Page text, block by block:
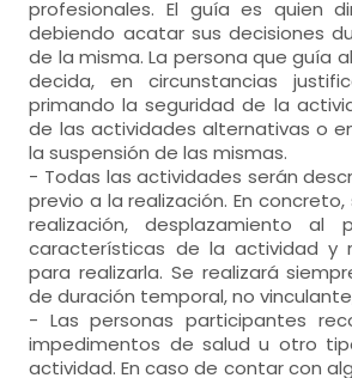
profesionales. El guía es quien
debiendo acatar sus decisiones
de la misma. La persona que guía
decida, en circunstancias
primando la seguridad de la
de las actividades alternativas o
la suspensión de las mismas.
- Todas las actividades serán
previo a la realización. En
realización, desplazamiento al
características de la actividad y
para realizarla. Se realizará
de duración temporal, no
- Las personas participantes
impedimentos de salud u otro
actividad. En caso de contar con